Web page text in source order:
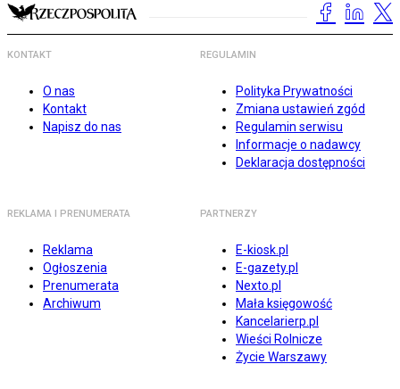
KONTAKT
O nas
Kontakt
Napisz do nas
REGULAMIN
Polityka Prywatności
Zmiana ustawień zgód
Regulamin serwisu
Informacje o nadawcy
Deklaracja dostępności
REKLAMA I PRENUMERATA
Reklama
Ogłoszenia
Prenumerata
Archiwum
PARTNERZY
E-kiosk.pl
E-gazety.pl
Nexto.pl
Mała księgowość
Kancelarierp.pl
Wieści Rolnicze
Życie Warszawy